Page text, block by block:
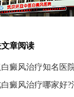
章阅读
癜风治疗知名医
癜风治疗哪家好